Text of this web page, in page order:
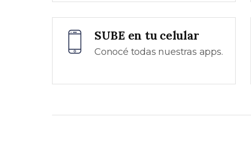
SUBE en tu celular
Conocé todas nuestras apps.